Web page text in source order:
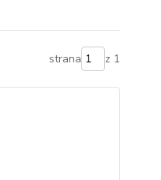
strana z 1